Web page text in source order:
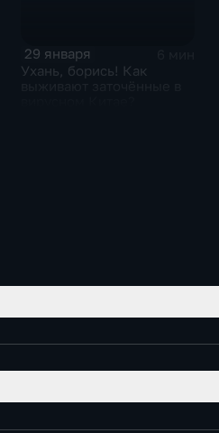
29 января
Ухань, борись! Как